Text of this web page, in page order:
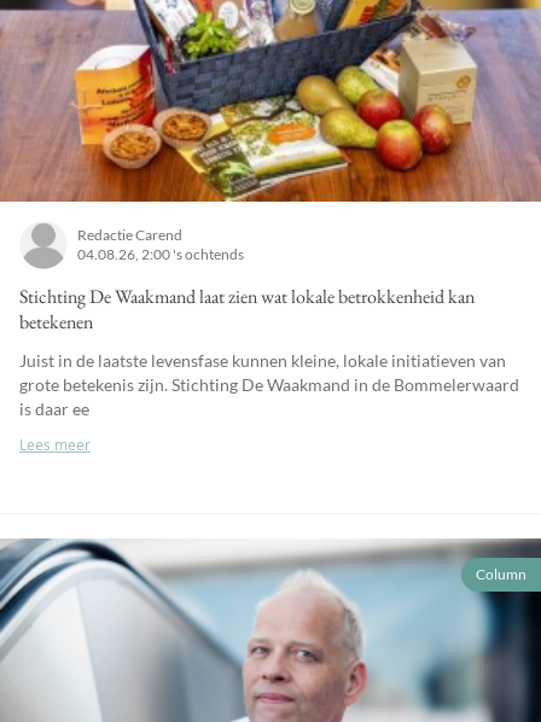
Redactie Carend
04.08.26, 2:00 's ochtends
Stichting De Waakmand laat zien wat lokale betrokkenheid kan
betekenen
Juist in de laatste levensfase kunnen kleine, lokale initiatieven van
grote betekenis zijn. Stichting De Waakmand in de Bommelerwaard
is daar ee
Lees meer
Column